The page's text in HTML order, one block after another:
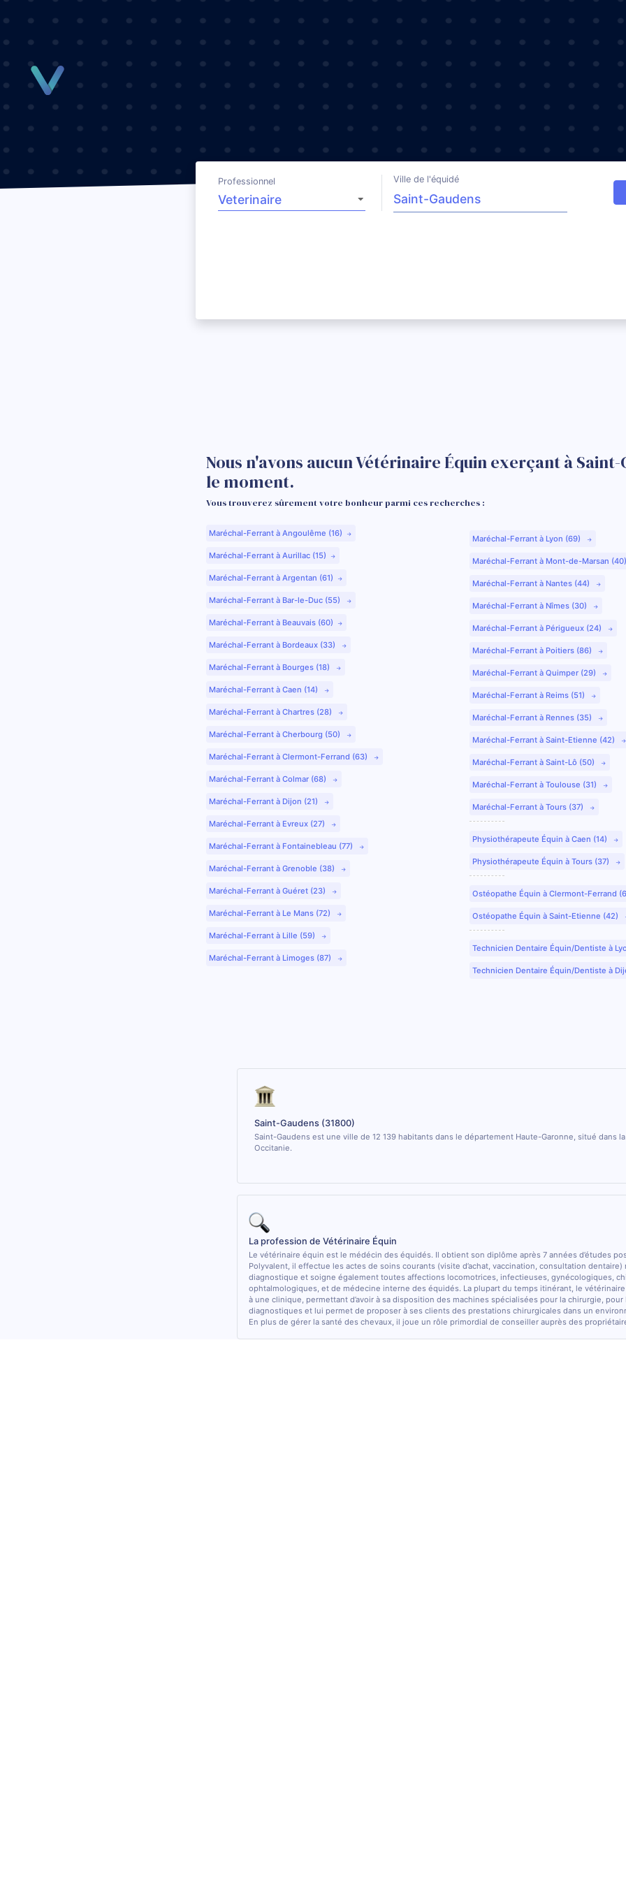
Professionnel Ville de l'équidé
Nous n'avons aucun Vétérinaire Équin exerçant à
le moment.
Vous trouverez sûrement votre bonheur parmi ces recherches :
Maréchal-Ferrant à Angoulême (16)
Maréchal-Ferrant à Aurillac (15)
Maréchal-Ferrant à Argentan (61)
Maréchal-Ferrant à Bar-le-Duc (55)
Maréchal-Ferrant à Beauvais (60)
Maréchal-Ferrant à Bordeaux (33)
Maréchal-Ferrant à Bourges (18)
Maréchal-Ferrant à Caen (14)
Maréchal-Ferrant à Chartres (28)
Maréchal-Ferrant à Cherbourg (50)
Maréchal-Ferrant à Clermont-Ferrand (63)
Maréchal-Ferrant à Colmar (68)
Maréchal-Ferrant à Dijon (21)
Maréchal-Ferrant à Evreux (27)
Maréchal-Ferrant à Fontainebleau (77)
Maréchal-Ferrant à Grenoble (38)
Maréchal-Ferrant à Guéret (23)
Maréchal-Ferrant à Le Mans (72)
Maréchal-Ferrant à Lille (59)
Maréchal-Ferrant à Limoges (87)
Maréchal-Ferrant à Lyon (69)
Maréchal-Ferrant à Mont-de-Marsan
Maréchal-Ferrant à Nantes (44)
Maréchal-Ferrant à Nîmes (30)
Maréchal-Ferrant à Périgueux (24)
Maréchal-Ferrant à Poitiers (86)
Maréchal-Ferrant à Quimper (29)
Maréchal-Ferrant à Reims (51)
Maréchal-Ferrant à Rennes (35)
Maréchal-Ferrant à Saint-Etienne (42)
Maréchal-Ferrant à Saint-Lô (50)
Maréchal-Ferrant à Toulouse (31)
Maréchal-Ferrant à Tours (37)
Physiothérapeute Équin à Caen (14)
Physiothérapeute Équin à Tours (37)
Ostéopathe Équin à Clermont-Ferrand
Ostéopathe Équin à Saint-Etienne (42)
Technicien Dentaire Équin/Dentiste à
Technicien Dentaire Équin/Dentiste à
Saint-Gaudens (31800)
Saint-Gaudens est une ville de 12 139 habitants dans le département Haute-Garonne, situé dans
Occitanie.
La profession de Vétérinaire Équin
Le vétérinaire équin est le médécin des équidés. Il obtient son diplôme après 7 années d’études
Polyvalent, il effectue les actes de soins courants (visite d’achat, vaccination, consultation dentaire)
diagnostique et soigne également toutes affections locomotrices, infectieuses, gynécologiques,
ophtalmologiques, et de médecine interne des équidés. La plupart du temps itinérant, le
à une clinique, permettant d’avoir à sa disposition des machines spécialisées pour la chirurgie,
diagnostiques et lui permet de proposer à ses clients des prestations chirurgicales dans un
En plus de gérer la santé des chevaux, il joue un rôle primordial de conseiller auprès des